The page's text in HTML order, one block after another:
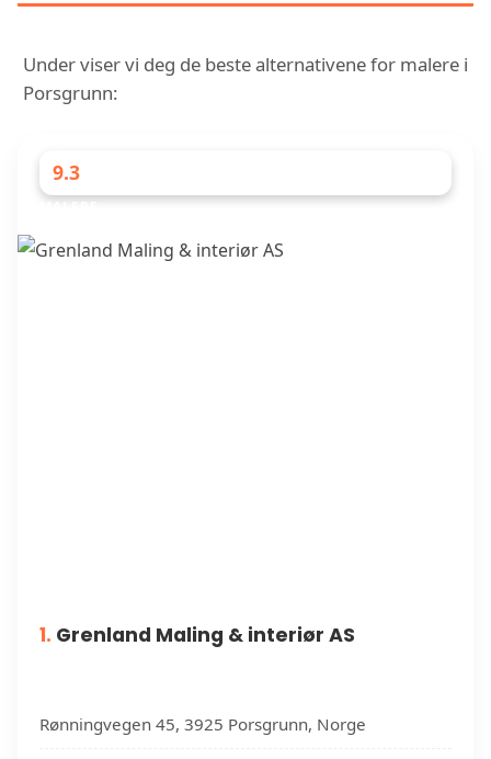
Under viser vi deg de beste alternativene for malere i
Porsgrunn:
9.3
1. Grenland Maling & interiør AS
Rønningvegen 45, 3925 Porsgrunn, Norge